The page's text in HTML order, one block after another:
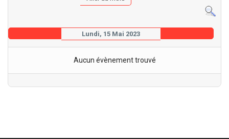
Lundi, 15 Mai 2023
Aucun évènement trouvé